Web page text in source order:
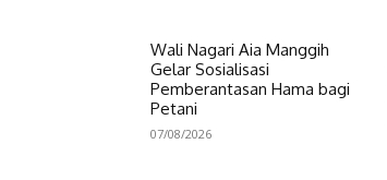
Wali Nagari Aia Manggih
Gelar Sosialisasi
Pemberantasan Hama bagi
Petani
07/08/2026